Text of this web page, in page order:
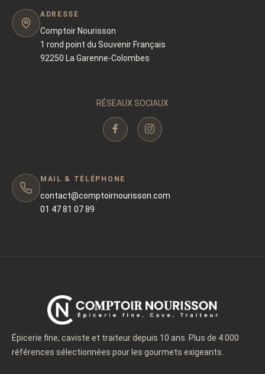
ADRESSE
Comptoir Nourisson
1 rond point du Souvenir Français
92250 La Garenne-Colombes
RÉSEAUX SOCIAUX
MAIL & TÉLÉPHONE
contact@comptoirnourisson.com
01 47 81 07 89
Épicerie fine, caviste et traiteur depuis 10 ans. Plus de 4 000
références sélectionnées pour les gourmets exigeants.